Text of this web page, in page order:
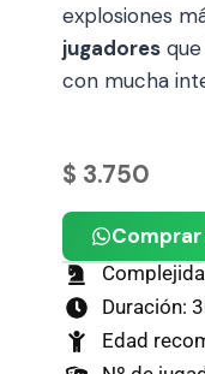
explosiones
jugadores
con mucha
$ 3.750
Duración:
Edad